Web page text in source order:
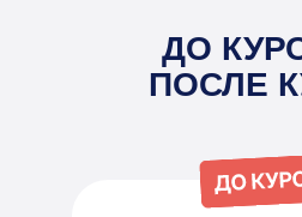
ДО
ПОСЛЕ